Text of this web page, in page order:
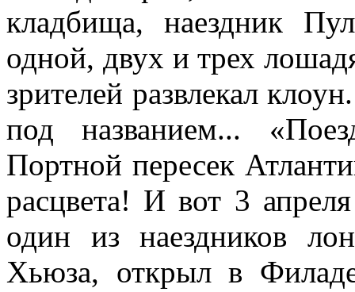
кладбища, наездник
одной, двух и трех
зрителей развлекал
под названием...
Портной пересек
расцвета! И вот 3
один из наездников
Хьюза, открыл в